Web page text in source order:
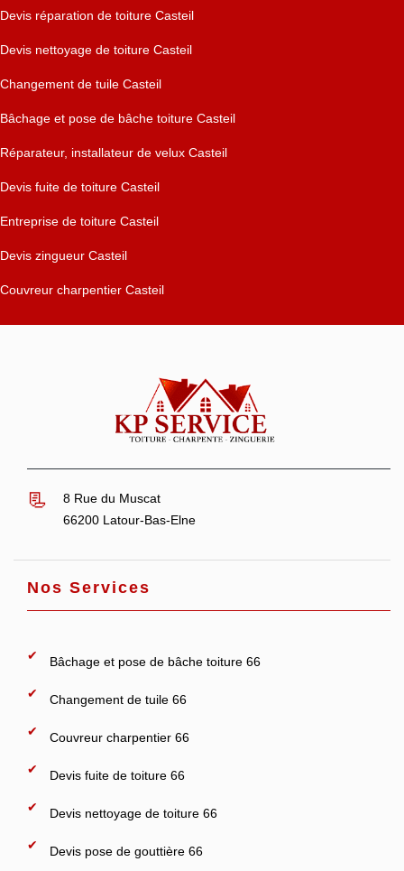
Devis réparation de toiture Casteil
Devis nettoyage de toiture Casteil
Changement de tuile Casteil
Bâchage et pose de bâche toiture Casteil
Réparateur, installateur de velux Casteil
Devis fuite de toiture Casteil
Entreprise de toiture Casteil
Devis zingueur Casteil
Couvreur charpentier Casteil
8 Rue du Muscat
66200 Latour-Bas-Elne
Nos Services
Bâchage et pose de bâche toiture 66
Changement de tuile 66
Couvreur charpentier 66
Devis fuite de toiture 66
Devis nettoyage de toiture 66
Devis pose de gouttière 66